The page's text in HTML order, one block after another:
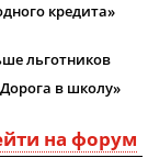
кредита»
льготников
в школу»
на форум